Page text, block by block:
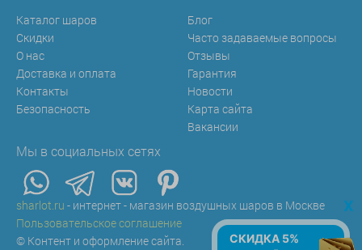
Каталог шаров
Скидки
О нас
Доставка и оплата
Контакты
Безопасность
Блог
Часто задаваемые вопросы
Отзывы
Гарантия
Новости
Карта сайта
Вакансии
Мы в социальных сетях
sharlot.ru - интернет - магазин воздушных шаров в Москве
Пользовательское соглашение
© Контент и оформление сайта.
x
СКИДКА 5%